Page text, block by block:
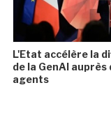
L'Etat accélère la
de la GenAI auprès
agents